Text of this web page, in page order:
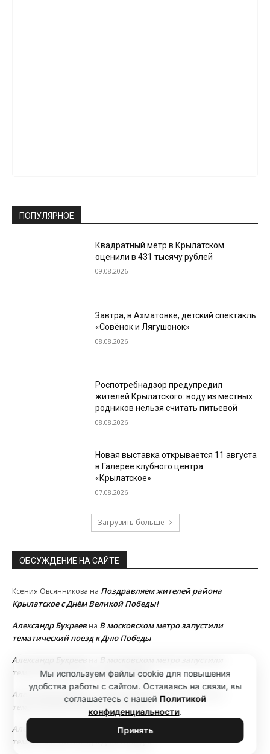
ПОПУЛЯРНОЕ
Квадратный метр в Крылатском
оценили в 431 тысячу рублей
09.08.2026
Завтра, в Ахматовке, детский спектакль
«Совёнок и Лягушонок»
08.08.2026
Роспотребнадзор предупредил
жителей Крылатского: воду из местных
родников нельзя считать питьевой
08.08.2026
Новая выставка открывается 11 августа
в Галерее клубного центра
«Крылатское»
07.08.2026
Загрузить больше
ОБСУЖДЕНИЕ НА САЙТЕ
Ксения Овсянникова на Поздравляем жителей района
Крылатское с Днём Великой Победы!
Александр Букреевна В московском метро запустили
тематический поезд к Дню Победы
Александр Букреев
В московском метро запустили
тематический поезд к Дню Победы
Александр Букреев
В московском метро запустили
тематический поезд к Дню Победы
Александр Букреев
В московском метро запустили
тематический поезд к Дню Победы
Мы используем файлы cookie для повышения
удобства работы с сайтом. Оставаясь на связи, вы
соглашаетесь с нашей Политикой
конфиденциальности.
Принять